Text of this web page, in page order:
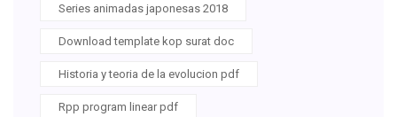
Series animadas japonesas 2018
Download template kop surat doc
Historia y teoria de la evolucion pdf
Rpp program linear pdf